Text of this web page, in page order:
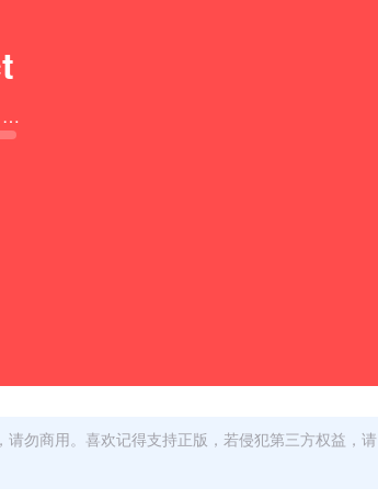
勿商用。喜欢记得支持正版，若侵犯第三方权益，请